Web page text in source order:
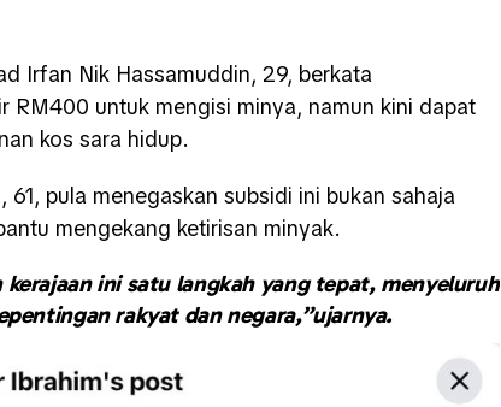
Irfan Nik Hassamuddin, 29, berkata
RM400 untuk mengisi minya, namun kini dapat
kos sara hidup.
61, pula menegaskan subsidi ini bukan sahaja
mengekang ketirisan minyak.
ini satu langkah yang tepat, menyeluruh
rakyat dan negara,”ujarnya.